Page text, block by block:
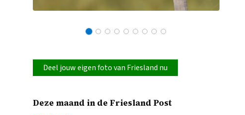
Deel jouw eigen foto van Friesland nu
Deze maand in de Friesland Post